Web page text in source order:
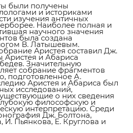
были получены
и историками
изучения античных
Наиболее полная и
научного значения
была создана
В. Латышевым.
Аристея составил Дж.
Аристея и Абариса
Значительную
собрание фрагментов
подготовленное А.
Аристея и Абариса был
исследований,
о них сведения
философскую и
интерпретацию. Среди
Дж. Болтона,
Пьянкова, Е. Круглова и